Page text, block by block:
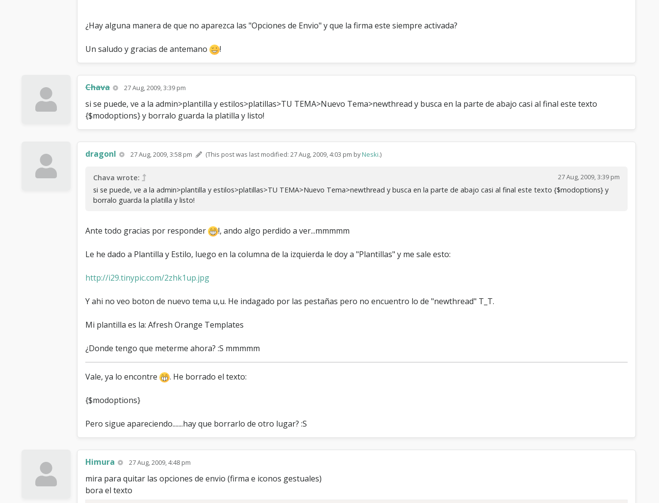
n
"
¿Hay alguna manera de que no aparezca las "Opciones de Envio" y que la firma este siempre activada?
Un saludo y gracias de antemano !
Chava 27 Aug, 2009, 3:39 pm
si se puede, ve a la admin>plantilla y estilos>platillas>TU TEMA>Nuevo Tema>newthread y busca en la parte de abajo casi al final este texto
{$modoptions} y borralo guarda la platilla y listo!
dragonl 27 Aug, 2009, 3:58 pm (This post was last modified: 27 Aug, 2009, 4:03 pm byNeski.)
27 Aug, 2009, 3:39 pm
Chava wrote:
si se puede, ve a la admin>plantilla y estilos>platillas>TU TEMA>Nuevo Tema>newthread y busca en la parte de abajo casi al final este texto {$modoptions} y
borralo guarda la platilla y listo!
Ante todo gracias por responder !, ando algo perdido a ver...mmmmm
Le he dado a Plantilla y Estilo, luego en la columna de la izquierda le doy a "Plantillas" y me sale esto:
http://i29.tinypic.com/2zhk1up.jpg
Y ahi no veo boton de nuevo tema u,u. He indagado por las pestañas pero no encuentro lo de "newthread" T_T.
Mi plantilla es la: Afresh Orange Templates
¿Donde tengo que meterme ahora? :S mmmmm
Vale, ya lo encontre . He borrado el texto:
{$modoptions}
Pero sigue apareciendo.......hay que borrarlo de otro lugar? :S
Himura 27 Aug, 2009, 4:48 pm
mira para quitar las opciones de envio (firma e iconos gestuales)
bora el texto